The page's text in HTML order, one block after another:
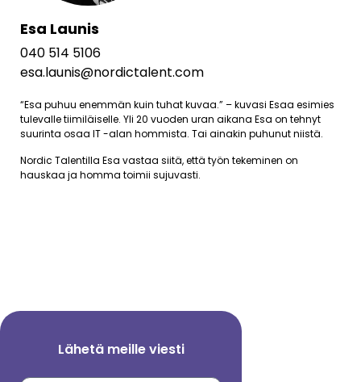
Esa Launis
040 514 5106
esa.launis@nordictalent.com
“Esa puhuu enemmän kuin tuhat kuvaa.” – kuvasi Esaa esimies
tulevalle tiimiläiselle. Yli 20 vuoden uran aikana Esa on tehnyt
suurinta osaa IT -alan hommista. Tai ainakin puhunut niistä.
Nordic Talentilla Esa vastaa siitä, että työn tekeminen on
hauskaa ja homma toimii sujuvasti.
Lähetä meille viesti